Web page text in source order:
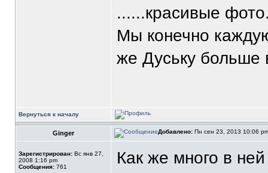
......красивые
Мы конечно
же Дуську больше
Вернуться к началу
Ginger Добавлено: Пн сен 23, 2013 10:06
Зарегистрирован: Вс янв 27,
2008 1:16 pm
Сообщения: 761 Как же много в